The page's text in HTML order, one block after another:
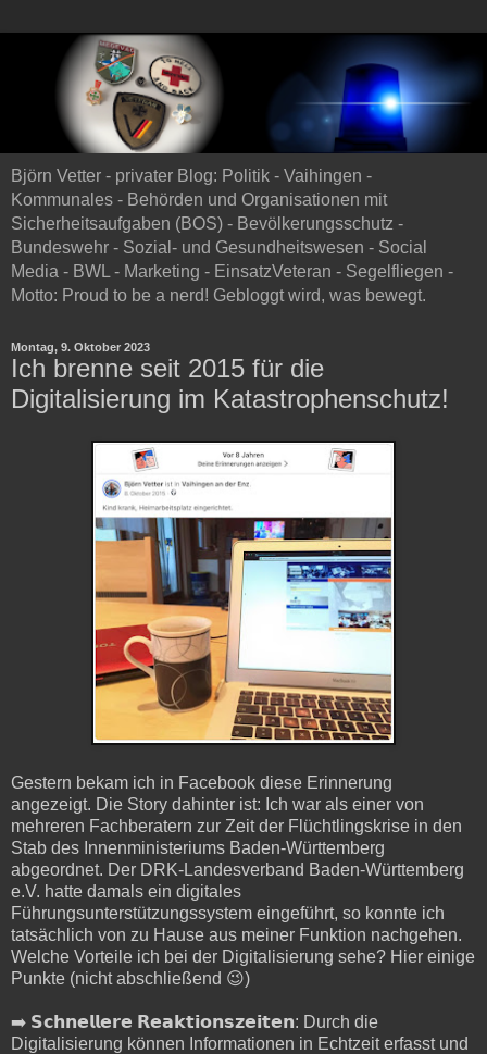
Björn Vetter - privater Blog: Politik - Vaihingen -
Kommunales - Behörden und Organisationen mit
Sicherheitsaufgaben (BOS) - Bevölkerungsschutz -
Bundeswehr - Sozial- und Gesundheitswesen - Social
Media - BWL - Marketing - EinsatzVeteran - Segelfliegen -
Motto: Proud to be a nerd! Gebloggt wird, was bewegt.
Montag, 9. Oktober 2023
Ich brenne seit 2015 für die
Digitalisierung im Katastrophenschutz!
Gestern bekam ich in Facebook diese Erinnerung
angezeigt. Die Story dahinter ist: Ich war als einer von
mehreren Fachberatern zur Zeit der Flüchtlingskrise in den
Stab des Innenministeriums Baden-Württemberg
abgeordnet. Der DRK-Landesverband Baden-Württemberg
e.V. hatte damals ein digitales
Führungsunterstützungssystem eingeführt, so konnte ich
tatsächlich von zu Hause aus meiner Funktion nachgehen.
Welche Vorteile ich bei der Digitalisierung sehe? Hier einige
Punkte (nicht abschließend 😉)
➡️ 𝗦𝗰𝗵𝗻𝗲𝗹𝗹𝗲𝗿𝗲 𝗥𝗲𝗮𝗸𝘁𝗶𝗼𝗻𝘀𝘇𝗲𝗶𝘁𝗲𝗻: Durch die
Digitalisierung können Informationen in Echtzeit erfasst und